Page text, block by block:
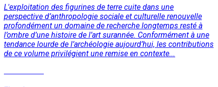
L'exploitation des figurines de terre cuite dans une
perspective d’anthropologie sociale et culturelle renouvelle
profondément un domaine de recherche longtemps resté à
l’ombre d’une histoire de l’art surannée. Conformément à une
tendance lourde de l’archéologie aujourd’hui, les contributions
de ce volume privilégient une remise en contexte...